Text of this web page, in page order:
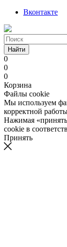
Вконтакте
Найти
0
0
0
Корзина
Файлы cookie
Мы используем
корректной
Нажимая
cookie в
Принять